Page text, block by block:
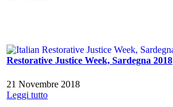
Restorative Justice Week, Sardegna 2018
21 Novembre 2018
Leggi tutto